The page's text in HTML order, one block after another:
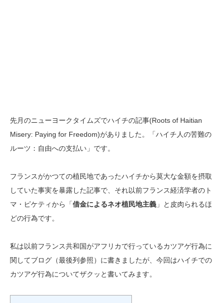
先月のニューヨークタイムズでハイチの記事(Roots of Haitian
Misery: Paying for Freedom)がありました。「ハイチ人の苦難の
ルーツ：自由への支払い」です。
フランスがかつての植民地であったハイチから莫大な金額を摂取
していた事実を暴露した記事で、それ以前フランス経済学者のト
マ・ピケティから「借金によるネオ植民地主義 」と皮肉られるほ
どの行為です。
私は以前フランス共和国がアフリカで行っているカツアゲ行為に
関してブログ（最後列参照）に書きましたが、今回はハイチでの
カツアゲ行為についてザクッと書いてみます。